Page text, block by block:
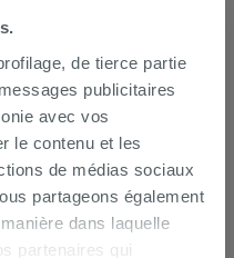
de tierce partie
publicitaires
avec vos
le contenu et les
de médias sociaux
partageons également
dans laquelle
partenaires qui
PANIER